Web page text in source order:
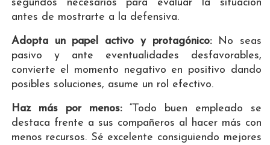
segundos necesarios para evaluar la situación
antes de mostrarte a la defensiva.
Adopta un papel activo y protagónico:No seas
pasivo y ante eventualidades desfavorables,
convierte el momento negativo en positivo dando
posibles soluciones, asume un rol efectivo.
Haz más por menos: “Todo buen empleado se
destaca frente a sus compañeros al hacer más con
menos recursos. Sé excelente consiguiendo mejores